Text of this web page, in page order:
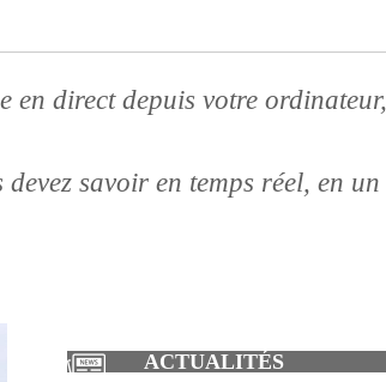
en direct depuis votre ordinateur,
savoir en temps réel, en un
ACTUALITÉS